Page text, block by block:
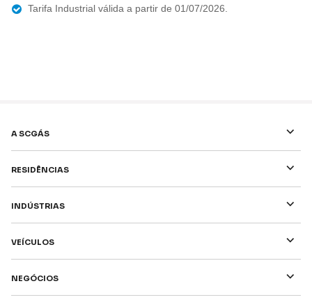
Tarifa Industrial válida a partir de 01/07/2026.
A SCGÁS ⌵
Residências ⌵
Indústrias ⌵
Veículos ⌵
Negócios ⌵